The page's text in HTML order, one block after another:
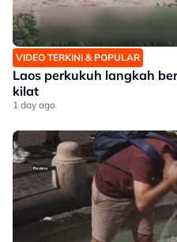
VIDEO TERKINI & POPULAR
Laos perkukuh langkah
kilat
1 day ago